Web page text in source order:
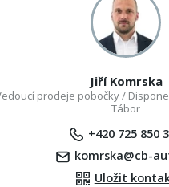
Jiří Komrska
prodeje pobočky /
Tábor
+420 725 850
komrska@cb-
Uložit